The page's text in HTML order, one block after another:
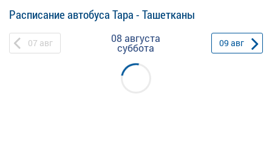
Расписание автобуса Тара - Ташетканы
07 авг 08 августа
суббота 09 авг